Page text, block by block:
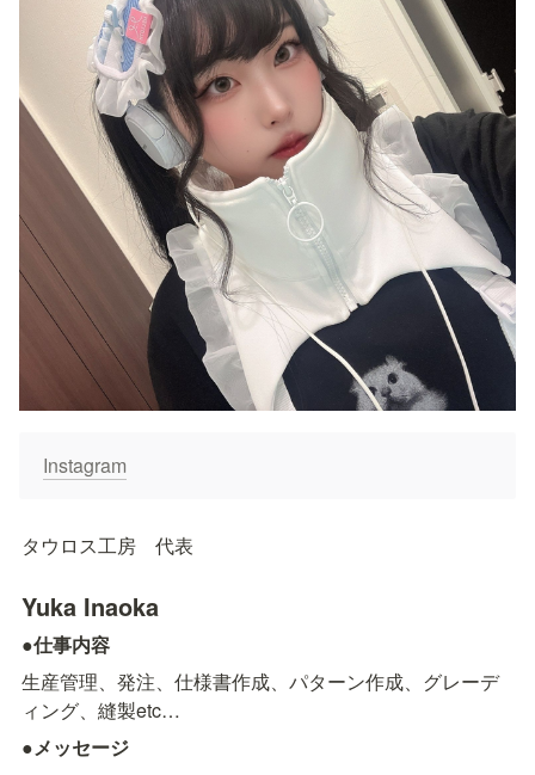
Instagram
タウロス工房　代表
Yuka Inaoka
●仕事内容
生産管理、発注、仕様書作成、パターン作成、グレーデ
ィング、縫製etc…
●メッセージ